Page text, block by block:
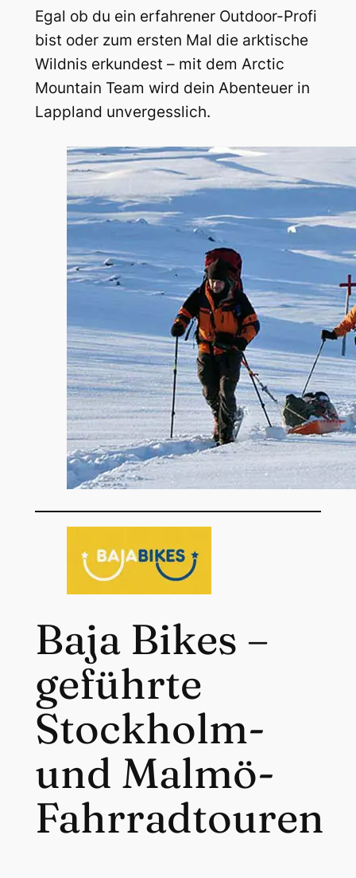
Egal ob du ein erfahrener Outdoor-Profi
bist oder zum ersten Mal die arktische
Wildnis erkundest – mit dem Arctic
Mountain Team wird dein Abenteuer in
Lappland unvergesslich.
Baja Bikes –
geführte
Stockholm-
und Malmö-
Fahrradtouren